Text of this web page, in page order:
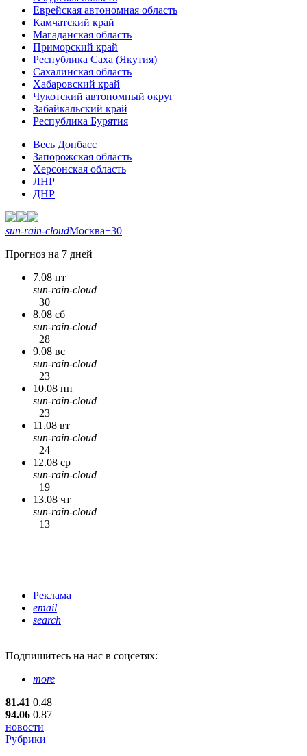
Еврейская автономная область
Камчатский край
Магаданская область
Приморский край
Республика Саха (Якутия)
Сахалинская область
Хабаровский край
Чукотский автономный округ
Забайкальский край
Республика Бурятия
Весь Донбасс
Запорожская область
Херсонская область
ЛНР
ДНР
sun-rain-cloudМосква+30
Прогноз на 7 дней
7.08 пт
sun-rain-cloud
+30
8.08 сб
sun-rain-cloud
+28
9.08 вс
sun-rain-cloud
+23
10.08 пн
sun-rain-cloud
+23
11.08 вт
sun-rain-cloud
+24
12.08 ср
sun-rain-cloud
+19
13.08 чт
sun-rain-cloud
+13
Реклама
email
search
Подпишитесь на нас в соцсетях:
more
81.41 0.48
94.06 0.87
новости
Рубрики